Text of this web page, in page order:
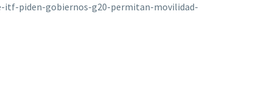
itf-piden-gobiernos-g20-permitan-movilidad-